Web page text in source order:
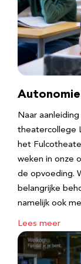
Naar
theatercollege
het
weken in onze
de opvoeding.
belangrijke
namelijk ook
Lees meer